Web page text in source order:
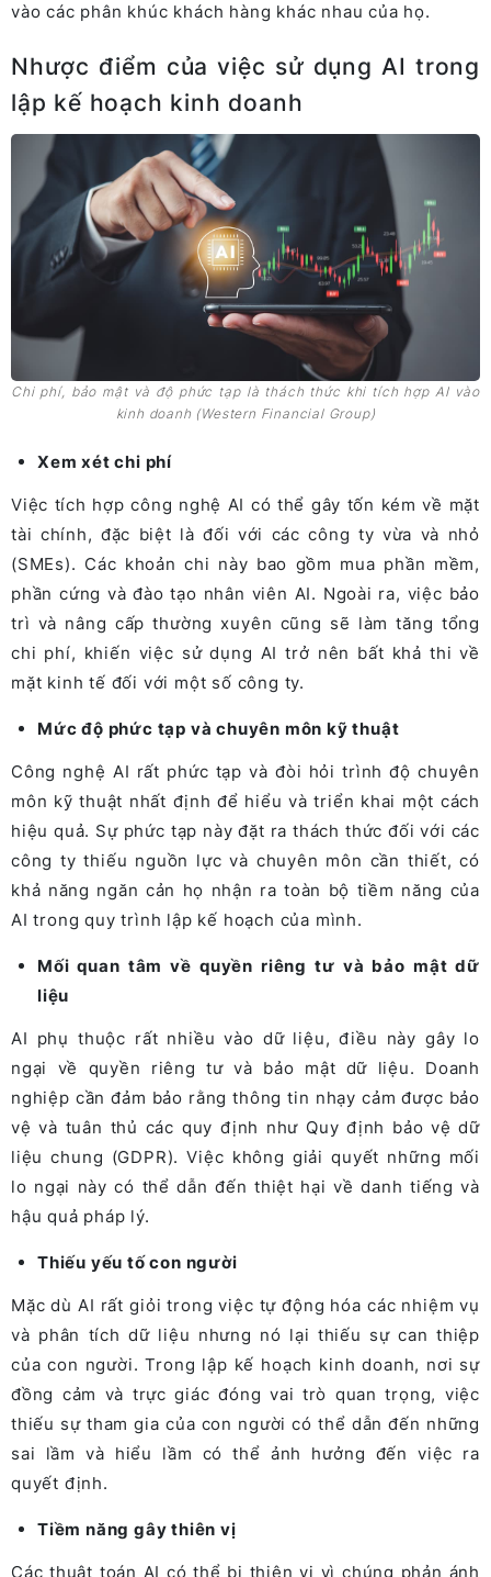
vào các phân khúc khách hàng khác nhau của họ.
Nhược điểm của việc sử dụng AI trong
lập kế hoạch kinh doanh
Chi phí, bảo mật và độ phức tạp là thách thức khi tích hợp AI vào
kinh doanh (Western Financial Group)
Xem xét chi phí
Việc tích hợp công nghệ AI có thể gây tốn kém về mặt
tài chính, đặc biệt là đối với các công ty vừa và nhỏ
(SMEs). Các khoản chi này bao gồm mua phần mềm,
phần cứng và đào tạo nhân viên AI. Ngoài ra, việc bảo
trì và nâng cấp thường xuyên cũng sẽ làm tăng tổng
chi phí, khiến việc sử dụng AI trở nên bất khả thi về
mặt kinh tế đối với một số công ty.
Mức độ phức tạp và chuyên môn kỹ thuật
Công nghệ AI rất phức tạp và đòi hỏi trình độ chuyên
môn kỹ thuật nhất định để hiểu và triển khai một cách
hiệu quả. Sự phức tạp này đặt ra thách thức đối với các
công ty thiếu nguồn lực và chuyên môn cần thiết, có
khả năng ngăn cản họ nhận ra toàn bộ tiềm năng của
AI trong quy trình lập kế hoạch của mình.
Mối quan tâm về quyền riêng tư và bảo mật dữ
liệu
AI phụ thuộc rất nhiều vào dữ liệu, điều này gây lo
ngại về quyền riêng tư và bảo mật dữ liệu. Doanh
nghiệp cần đảm bảo rằng thông tin nhạy cảm được bảo
vệ và tuân thủ các quy định như Quy định bảo vệ dữ
liệu chung (GDPR). Việc không giải quyết những mối
lo ngại này có thể dẫn đến thiệt hại về danh tiếng và
hậu quả pháp lý.
Thiếu yếu tố con người
Mặc dù AI rất giỏi trong việc tự động hóa các nhiệm vụ
và phân tích dữ liệu nhưng nó lại thiếu sự can thiệp
của con người. Trong lập kế hoạch kinh doanh, nơi sự
đồng cảm và trực giác đóng vai trò quan trọng, việc
thiếu sự tham gia của con người có thể dẫn đến những
sai lầm và hiểu lầm có thể ảnh hưởng đến việc ra
quyết định.
Tiềm năng gây thiên vị
Các thuật toán AI có thể bị thiên vị vì chúng phản ánh